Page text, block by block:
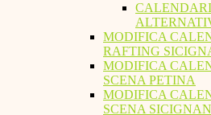
MODIFICA
RAFTING
MODIFICA
SCENA PETINA
MODIFICA
SCENA